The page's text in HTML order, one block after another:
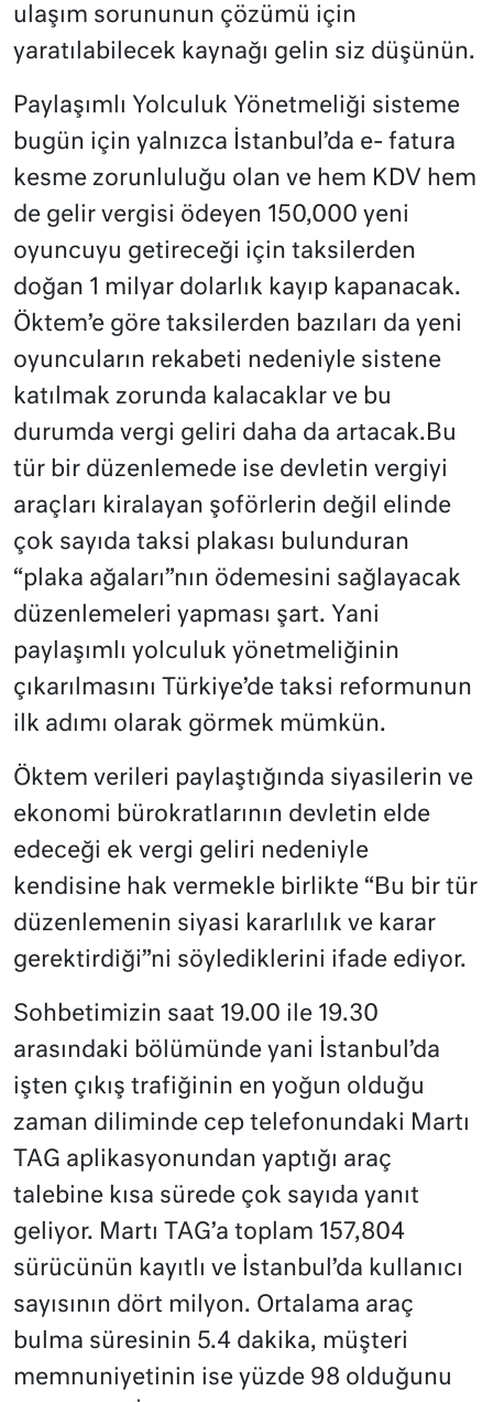
ulaşım sorununun çözümü için
yaratılabilecek kaynağı gelin siz düşünün.
Paylaşımlı Yolculuk Yönetmeliği sisteme
bugün için yalnızca İstanbul’da e- fatura
kesme zorunluluğu olan ve hem KDV hem
de gelir vergisi ödeyen 150,000 yeni
oyuncuyu getireceği için taksilerden
doğan 1 milyar dolarlık kayıp kapanacak.
Öktem’e göre taksilerden bazıları da yeni
oyuncuların rekabeti nedeniyle sistene
katılmak zorunda kalacaklar ve bu
durumda vergi geliri daha da artacak.Bu
tür bir düzenlemede ise devletin vergiyi
araçları kiralayan şoförlerin değil elinde
çok sayıda taksi plakası bulunduran
“plaka ağaları”nın ödemesini sağlayacak
düzenlemeleri yapması şart. Yani
paylaşımlı yolculuk yönetmeliğinin
çıkarılmasını Türkiye’de taksi reformunun
ilk adımı olarak görmek mümkün.
Öktem verileri paylaştığında siyasilerin ve
ekonomi bürokratlarının devletin elde
edeceği ek vergi geliri nedeniyle
kendisine hak vermekle birlikte “Bu bir tür
düzenlemenin siyasi kararlılık ve karar
gerektirdiği”ni söylediklerini ifade ediyor.
Sohbetimizin saat 19.00 ile 19.30
arasındaki bölümünde yani İstanbul’da
işten çıkış trafiğinin en yoğun olduğu
zaman diliminde cep telefonundaki Martı
TAG aplikasyonundan yaptığı araç
talebine kısa sürede çok sayıda yanıt
geliyor. Martı TAG’a toplam 157,804
sürücünün kayıtlı ve İstanbul’da kullanıcı
sayısının dört milyon. Ortalama araç
bulma süresinin 5.4 dakika, müşteri
memnuniyetinin ise yüzde 98 olduğunu